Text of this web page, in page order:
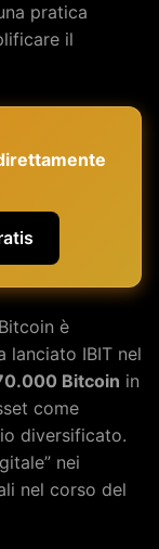
pratica
il
è
lanciato IBIT nel
Bitcoin in
come
diversificato.
nei
nel corso del